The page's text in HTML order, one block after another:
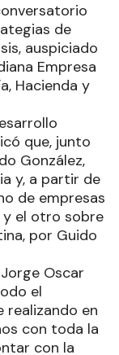
de
auspiciado
Empresa
Hacienda y
que, junto
González,
y, a partir de
de empresas
y el otro sobre
por Guido
Oscar
el
realizando en
con toda la
con la